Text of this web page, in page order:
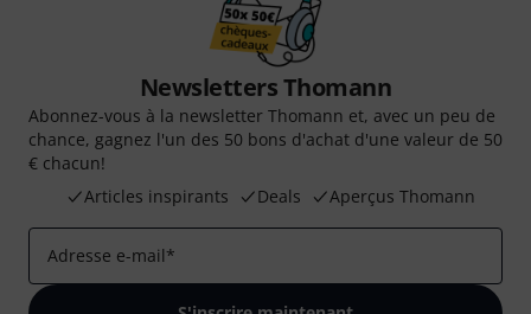
Newsletters Thomann
Abonnez-vous à la newsletter Thomann et, avec un peu de
chance, gagnez l'un des 50 bons d'achat d'une valeur de 50
€ chacun!
Articles inspirants
Deals Aperçus Thomann
Adresse e-mail*